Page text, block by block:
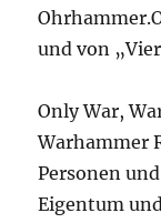
und von
Only War,
Warhammer
Personen
Eigentum